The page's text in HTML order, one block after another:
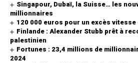
Singapour, Dubaï, la Suisse… les
millionnaires
120 000 euros pour un excès vitesse
Finlande : Alexander Stubb prêt à
palestinien
Fortunes : 23,4 millions de
2024